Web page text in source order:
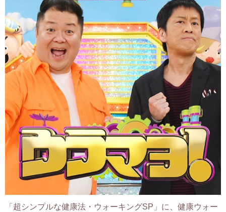
「超シンプルな健康法・ウォーキングSP」に、健康ウォー